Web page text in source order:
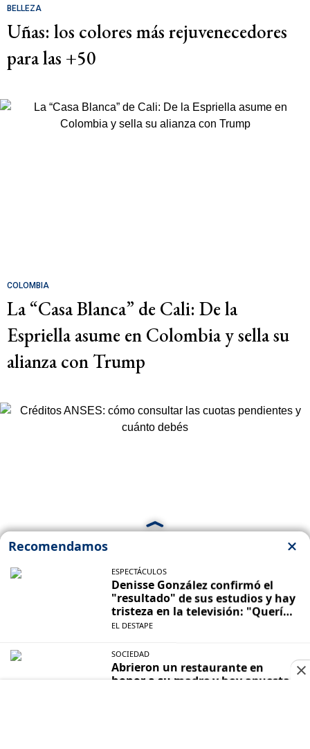
BELLEZA
Uñas: los colores más rejuvenecedores
para las +50
COLOMBIA
La “Casa Blanca” de Cali: De la
Espriella asume en Colombia y sella su
alianza con Trump
Créditos ANSES: cómo consultar las